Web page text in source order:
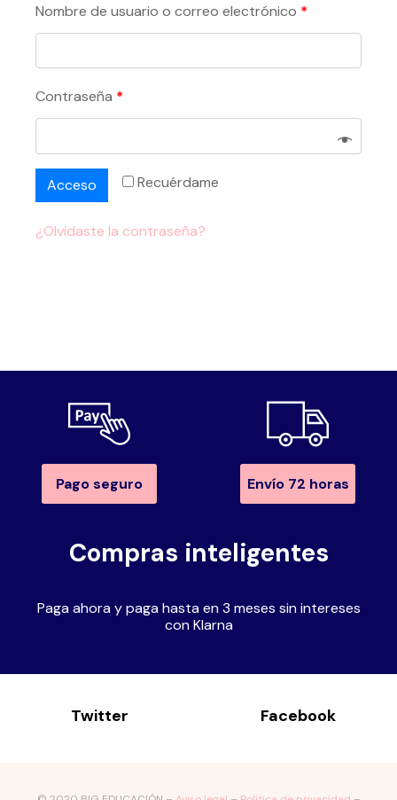
Nombre de usuario o correo electrónico *
Contraseña *
Recuérdame
Acceso
¿Olvidaste la contraseña?
Pago seguro Envío 72 horas
Compras inteligentes
Paga ahora y paga hasta en 3 meses sin intereses
con Klarna
Twitter Facebook